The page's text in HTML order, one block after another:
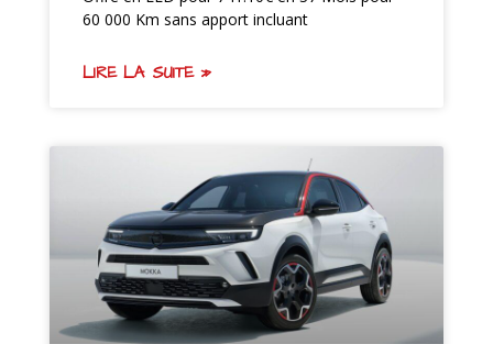
60 000 Km sans apport incluant
LIRE LA SUITE »